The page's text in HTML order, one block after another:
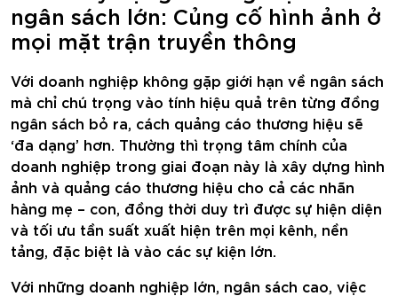
ngân sách lớn: Củng cố hình ảnh ở
mọi mặt trận truyền thông
Với doanh nghiệp không gặp giới hạn về ngân sách
mà chỉ chú trọng vào tính hiệu quả trên từng đồng
ngân sách bỏ ra, cách quảng cáo thương hiệu sẽ
‘đa dạng’ hơn. Thường thì trọng tâm chính của
doanh nghiệp trong giai đoạn này là xây dựng hình
ảnh và quảng cáo thương hiệu cho cả các nhãn
hàng mẹ – con, đồng thời duy trì được sự hiện diện
và tối ưu tần suất xuất hiện trên mọi kênh, nền
tảng, đặc biệt là vào các sự kiện lớn.
Với những doanh nghiệp lớn, ngân sách cao, việc